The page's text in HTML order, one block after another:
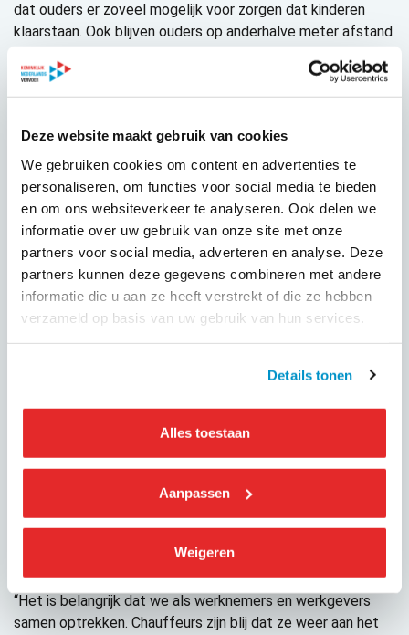
Deze website maakt gebruik van cookies
We gebruiken cookies om content en advertenties te
personaliseren, om functies voor social media te bieden
en om ons websiteverkeer te analyseren. Ook delen we
informatie over uw gebruik van onze site met onze
partners voor social media, adverteren en analyse. Deze
partners kunnen deze gegevens combineren met andere
informatie die u aan ze heeft verstrekt of die ze hebben
verzameld op basis van uw gebruik van hun services.
Details tonen
Alles toestaan
Aanpassen
Weigeren
dat ouders er zoveel mogelijk voor zorgen dat kinderen
klaarstaan. Ook blijven ouders op anderhalve meter afstand
gordelgebruik en zorgt dat een rolstoel vastgezet wordt.
testen beroepsgroep
Bij zowel chauffeurs als ondernemers leven er nog vragen
over het testen van chauffeurs op COVID19. CNV, KNV en
FNV begrepen van het RIVM dat het testbeleid nog in
ontwikkeling is en deden alvast de oproep om ook
chauffeurs een plek te geven in het testbeleid.
KNV: zorg voor onderlinge afstemming voordat de
scholen opengaanVoorzitter KNV Bertho Eckhardt is blij
met het protocol. Hijgeeft aan: “Voor de ondernemers is
het van belang dat er lokaal en regionaal goed overleg
plaatsvindt tussen scholen, kinderopvangorganisaties,
die door de betrokkenen kunnen worden gebruikt bij hun
onderlinge afstemming. Benut daarom de tijd tussen nu en
11 mei om te overleggen. Kijk daarbij ook naar wat het
FNV: chauffeurs mogen zich niet gedwongen voelen
weer te moeten beginnen met leerlingenvervoer
FNV-bestuurder Minke Jansma is blij met het protocol:
“Het is belangrijk dat we als werknemers en werkgevers
samen optrekken. Chauffeurs zijn blij dat ze weer aan het